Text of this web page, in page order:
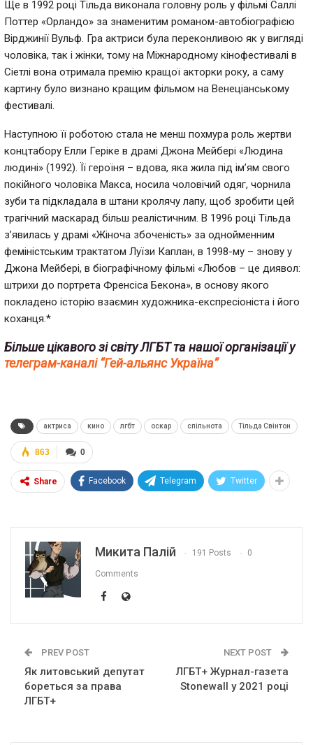
Ще в 1992 році Тільда ​​виконала головну роль у фільмі Саллі
Поттер «Орландо» за знаменитим романом-автобіографією
Вірджинії Вульф. Гра актриси була переконливою як у вигляді
чоловіка, так і жінки, тому на Міжнародному кінофестивалі в
Сіетлі вона отримала премію кращої акторки року, а саму
картину було визнано кращим фільмом на Венеціанському
фестивалі.
Наступною її роботою стала не менш похмура роль жертви
концтабору Елли Геріке в драмі Джона Мейбері «Людина
людині» (1992). Її героїня – вдова, яка жила під ім’ям свого
покійного чоловіка Макса, носила чоловічий одяг, чорнила
зуби та підкладала в штани кролячу лапу, щоб зробити цей
трагічний маскарад більш реалістичним. В 1996 році Тільда
з’явилась у драмі «Жіноча збоченість» за однойменним
феміністським трактатом Луїзи Каплан, в 1998-му – знову у
Джона Мейбері, в біографічному фільмі «Любов – це диявол:
штрихи до портрета Френсіса Бекона», в основу якого
покладено історію взаємин художника-експресіоніста і його
коханця.*
Більше цікавого зі світу ЛГБТ та нашої організації у
телеграм-каналі “Гей-альянс Україна”
актриса кино лгбт оскар спільнота Тільда Свінтон
0
863
Share Facebook Telegram Twitter
Микита Палій 191 Posts 0
Comments
PREV POST
Як литовський депутат
бореться за права
ЛГБТ+
NEXT POST
ЛГБТ+ Журнал-газета
Stonewall у 2021 році